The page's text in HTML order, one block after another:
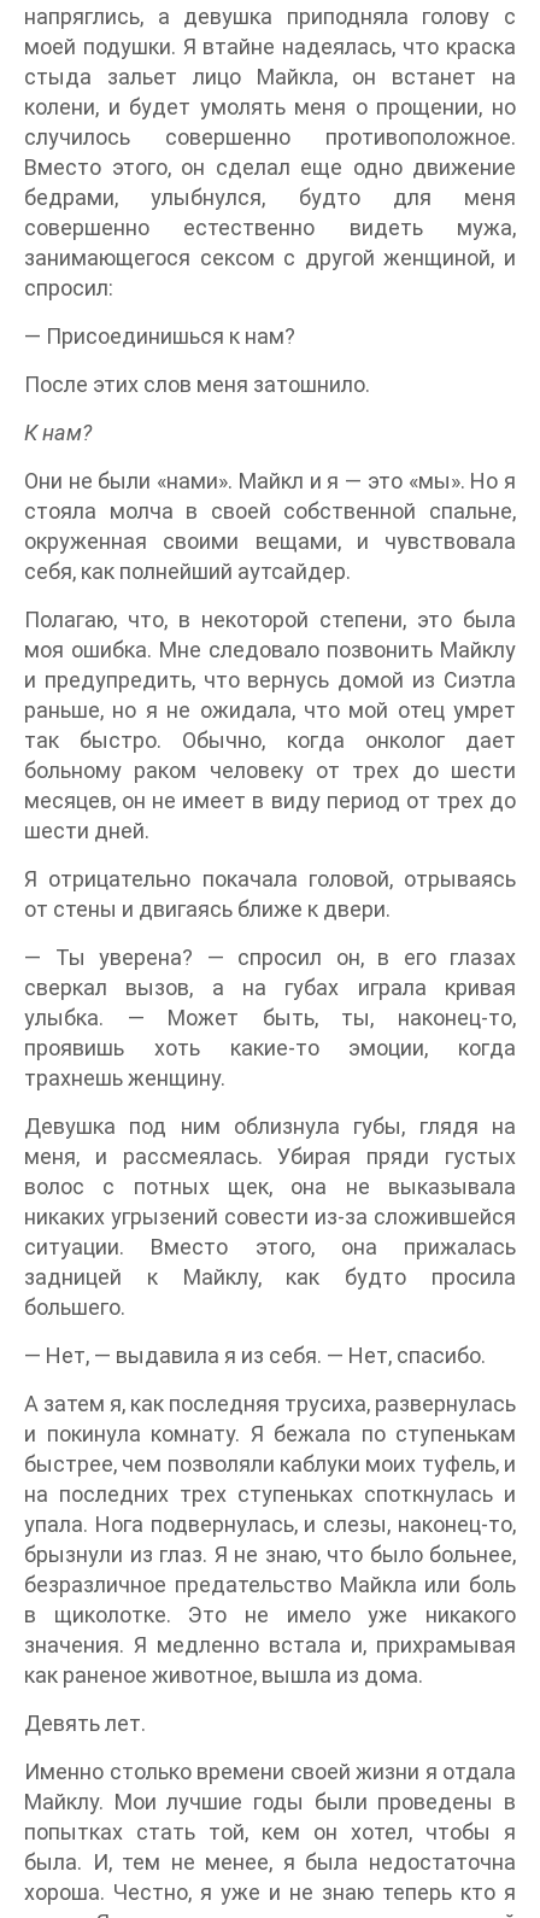
напряглись, а девушка приподняла голову с
моей подушки. Я втайне надеялась, что краска
стыда зальет лицо Майкла, он встанет на
колени, и будет умолять меня о прощении, но
случилось совершенно противоположное.
Вместо этого, он сделал еще одно движение
бедрами, улыбнулся, будто для меня
совершенно естественно видеть мужа,
занимающегося сексом с другой женщиной, и
спросил:
— Присоединишься к нам?
После этих слов меня затошнило.
К нам?
Они не были «нами». Майкл и я — это «мы». Но я
стояла молча в своей собственной спальне,
окруженная своими вещами, и чувствовала
себя, как полнейший аутсайдер.
Полагаю, что, в некоторой степени, это была
моя ошибка. Мне следовало позвонить Майклу
и предупредить, что вернусь домой из Сиэтла
раньше, но я не ожидала, что мой отец умрет
так быстро. Обычно, когда онколог дает
больному раком человеку от трех до шести
месяцев, он не имеет в виду период от трех до
шести дней.
Я отрицательно покачала головой, отрываясь
от стены и двигаясь ближе к двери.
— Ты уверена? — спросил он, в его глазах
сверкал вызов, а на губах играла кривая
улыбка. — Может быть, ты, наконец-то,
проявишь хоть какие-то эмоции, когда
трахнешь женщину.
Девушка под ним облизнула губы, глядя на
меня, и рассмеялась. Убирая пряди густых
волос с потных щек, она не выказывала
никаких угрызений совести из-за сложившейся
ситуации. Вместо этого, она прижалась
задницей к Майклу, как будто просила
большего.
— Нет, — выдавила я из себя. — Нет, спасибо.
А затем я, как последняя трусиха, развернулась
и покинула комнату. Я бежала по ступенькам
быстрее, чем позволяли каблуки моих туфель, и
на последних трех ступеньках споткнулась и
упала. Нога подвернулась, и слезы, наконец-то,
брызнули из глаз. Я не знаю, что было больнее,
безразличное предательство Майкла или боль
в щиколотке. Это не имело уже никакого
значения. Я медленно встала и, прихрамывая
как раненое животное, вышла из дома.
Девять лет.
Именно столько времени своей жизни я отдала
Майклу. Мои лучшие годы были проведены в
попытках стать той, кем он хотел, чтобы я
была. И, тем не менее, я была недостаточна
хороша. Честно, я уже и не знаю теперь кто я